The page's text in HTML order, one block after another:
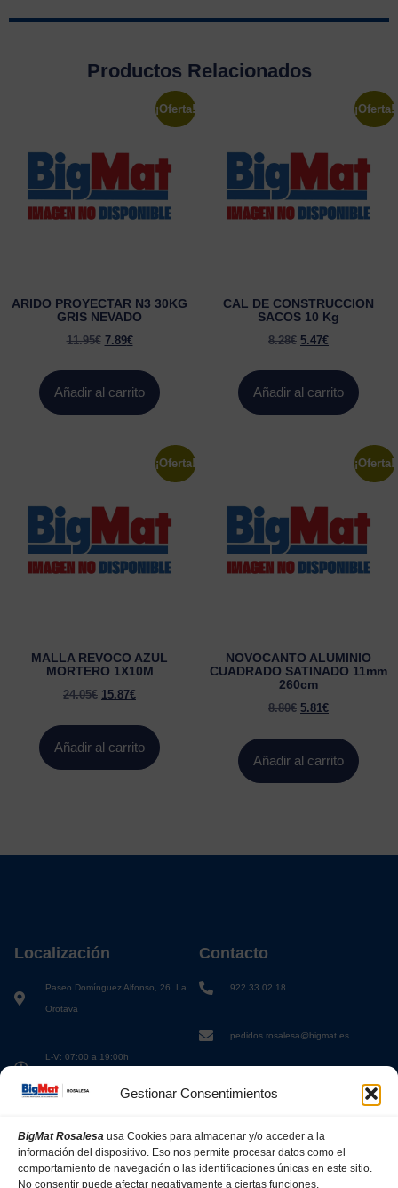
Gestionar Consentimientos
BigMat Rosalesa usa Cookies para almacenar y/o acceder a la
información del dispositivo. Eso nos permite procesar datos como el
comportamiento de navegación o las identificaciones únicas en este sitio.
No consentir puede afectar negativamente a ciertas funciones.
Productos Relacionados
¡Oferta!
ARIDO PROYECTAR N3 30KG
GRIS NEVADO
11.95€ 7.89€
Añadir al carrito
¡Oferta!
CAL DE CONSTRUCCION
SACOS 10 Kg
8.28€ 5.47€
Añadir al carrito
¡Oferta!
MALLA REVOCO AZUL
MORTERO 1X10M
24.05€ 15.87€
Añadir al carrito
¡Oferta!
NOVOCANTO ALUMINIO
CUADRADO SATINADO 11mm
260cm
8.80€ 5.81€
Añadir al carrito
Localización
Paseo Domínguez Alfonso, 26. La
Orotava
L-V: 07:00 a 19:00h
Contacto
922 33 02 18
pedidos.rosalesa@bigmat.es